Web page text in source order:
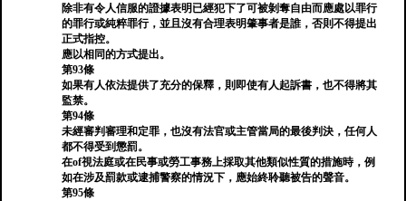
除非有令人信服的證據表明已經犯下了可被剝奪自由而應處以罪行
的罪行或純粹罪行，並且沒有合理表明肇事者是誰，否則不得提出
正式指控。
應以相同的方式提出。
第93條
如果有人依法提供了充分的保釋，則即使有人起訴書，也不得將其
監禁。
第94條
未經審判審理和定罪，也沒有法官或主管當局的最後判決，任何人
都不得受到懲罰。
在of視法庭或在民事或勞工事務上採取其他類似性質的措施時，例
如在涉及罰款或逮捕警察的情況下，應始終聆聽被告的聲音。
第95條